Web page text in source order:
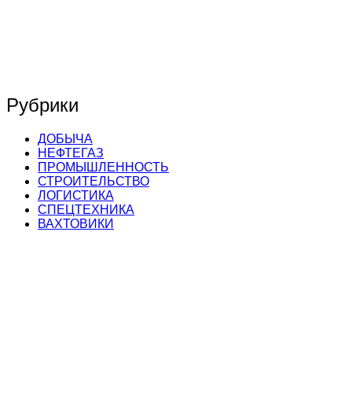
Рубрики
ДОБЫЧА
НЕФТЕГАЗ
ПРОМЫШЛЕННОСТЬ
СТРОИТЕЛЬСТВО
ЛОГИСТИКА
СПЕЦТЕХНИКА
ВАХТОВИКИ